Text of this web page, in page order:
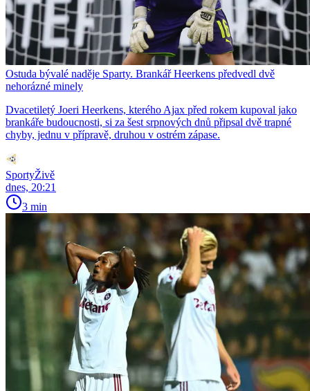
Ostuda bývalé naděje Sparty. Brankář Heerkens předvedl dvě
nehorázné minely
Dvacetiletý Joeri Heerkens, kterého Ajax před rokem kupoval jako
brankáře budoucnosti, si za šest srpnových dnů připsal dvě trapné
chyby, jednu v přípravě, druhou v ostrém zápase.
SportyŽivě
dnes, 20:21
3 min